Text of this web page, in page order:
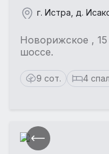
г. Истра, д.
Новорижское ,
шоссе.
9 сот. 4